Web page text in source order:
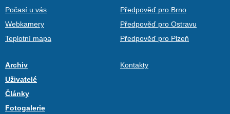
Počasí u vás
Webkamery
Teplotní mapa
Předpověď pro Brno
Předpověď pro Ostravu
Předpověď pro Plzeň
Archiv
Uživatelé
Články
Fotogalerie
Kontakty